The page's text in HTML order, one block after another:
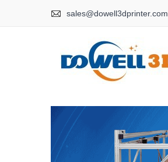
 sales@dowell3dprinter.com